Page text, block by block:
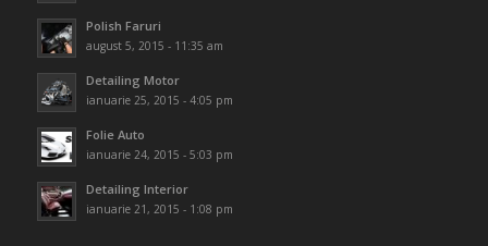
Polish Faruri
august 5, 2015 - 11:35 am
Detailing Motor
ianuarie 25, 2015 - 4:05 pm
Folie Auto
ianuarie 24, 2015 - 5:03 pm
Detailing Interior
ianuarie 21, 2015 - 1:08 pm